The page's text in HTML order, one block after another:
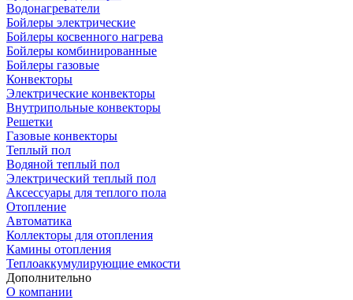
Водонагреватели
Бойлеры электрические
Бойлеры косвенного нагрева
Бойлеры комбинированные
Бойлеры газовые
Конвекторы
Электрические конвекторы
Внутрипольные конвекторы
Решетки
Газовые конвекторы
Теплый пол
Водяной теплый пол
Электрический теплый пол
Аксессуары для теплого пола
Отопление
Автоматика
Коллекторы для отопления
Камины отопления
Теплоаккумулирующие емкости
Дополнительно
О компании